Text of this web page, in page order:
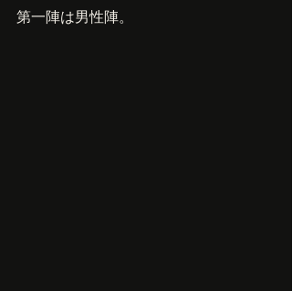
第一陣は男性陣。